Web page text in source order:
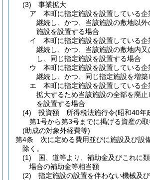
(3)
事業拡大
ア
本町に指定施設を設置している
継続し、かつ、当該施設の敷地以
施設を設置する場合
イ
本町に指定施設を設置している
継続し、かつ、当該施設の敷地内
し、同じ指定施設を設置する場合
ウ
本町に指定施設を設置している
継続し、かつ、同じ指定施設を増築
エ
本町に指定施設を設置している
拡大するため当該施設の全部を廃
を設置する場合
(4)
投資額 所得税法施行令(昭和40年
第1号から第3号までに掲げる資産の取
(助成の対象外経費等)
第4条
次に定める費用並びに施設及び設
除く。
(1)
国、道等より、補助金及びこれに
場合の補助金等相当額
(2)
指定施設の設置を伴わない機械及